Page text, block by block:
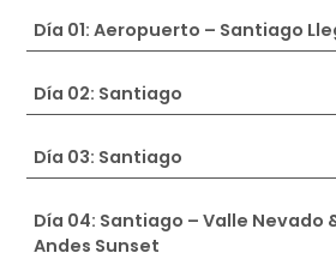
Día 01: Aeropuerto – Santiago
Día 02: Santiago
Día 03: Santiago
Día 04: Santiago – Valle Nevado
Andes Sunset